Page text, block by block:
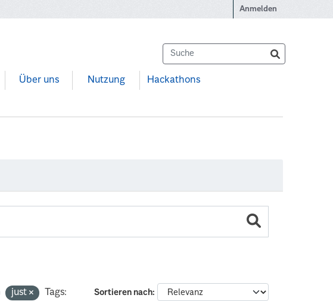
Anmelden
Über uns Nutzung Hackathons
Sortieren nach
just
Tags: